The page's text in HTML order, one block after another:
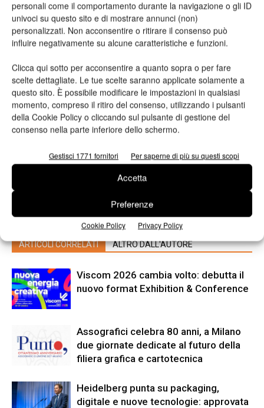
personali come il comportamento durante la navigazione o gli ID
univoci su questo sito e di mostrare annunci (non)
personalizzati. Non acconsentire o ritirare il consenso può
influire negativamente su alcune caratteristiche e funzioni.
Clicca qui sotto per acconsentire a quanto sopra o per fare
scelte dettagliate. Le tue scelte saranno applicate solamente a
questo sito. È possibile modificare le impostazioni in qualsiasi
momento, compreso il ritiro del consenso, utilizzando i pulsanti
della Cookie Policy o cliccando sul pulsante di gestione del
consenso nella parte inferiore dello schermo.
Gestisci 1771 fornitori Per saperne di più su questi scopi
Accetta
Preferenze
Cookie Policy Privacy Policy
stampa sono sostituibili dall’utente e non richiedono strumenti
speciali o interventi di assistenza.
Articolo precedente
Indigo 6K per ampliare le
soluzioni di stampa digitale
Prossimo articolo
Zünd presenta un innovativo
ausilio di carico con
ARTICOLI CORRELATI ALTRO DALL'AUTORE
Viscom 2026 cambia volto: debutta il
nuovo format Exhibition & Conference
Assografici celebra 80 anni, a Milano
due giornate dedicate al futuro della
filiera grafica e cartotecnica
Heidelberg punta su packaging,
digitale e nuove tecnologie: approvata